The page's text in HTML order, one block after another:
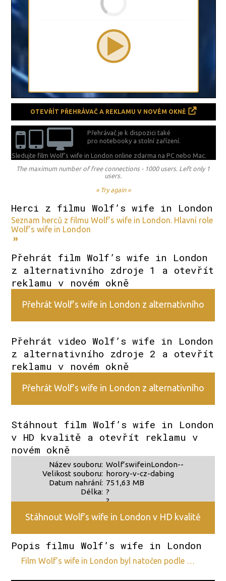
OTEVŘÍT PŘEHRÁVAČ A REKLAMU V NOVÉM OKNĚ
Přehrávač je k dispozici také
pro notebooky a stolní zařízení.
Sledujte film Wolf’s wife in London online zdarma naPC nebo Mac.
The maximum number of free connections - 1000 users. Left only 1
users.
» Try again «
Herci z filmu Wolf’s wife in London
Seznam herců z filmu Wolf’s wife in London. Hlavní role
Wolf’s wife in London
»
Přehrát film Wolf’s wife in London
z alternativního zdroje 1 a otevřít
reklamu v novém okně
Přehrát Wolf’s wife in London z alternativního
Přehrát video Wolf’s wife in London
z alternativního zdroje 2 a otevřít
reklamu v novém okně
Přehrát Wolf’s wife in London z alternativního
Stáhnout film Wolf’s wife in London
v HD kvalitě a otevřít reklamu v
novém okně
Název souboru:
Velikost souboru:
Datum nahrání:
Délka:
Wolf’swifeinLondon--
horory-v-cz-dabing
751,63 MB
?
?
Stáhnout Wolf’s wife in London v HD kvalitě
Popis filmu Wolf’s wife in London
film Wolf’s wife in London byl natočen podle …